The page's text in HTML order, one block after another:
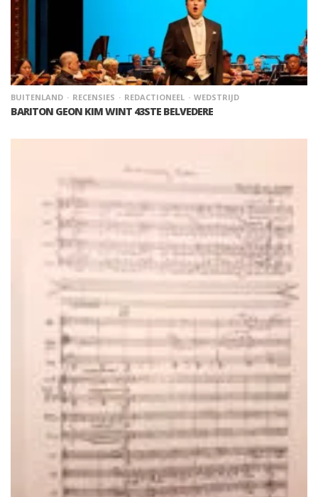
BUITENLAND RECENSIES REDACTIONEEL WEDSTRIJD
BARITON GEON KIM WINT 43STE BELVEDERE